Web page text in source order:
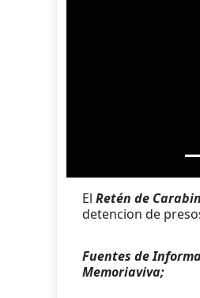
El Retén de
detencion de
Fuentes de
Memoriaviva;